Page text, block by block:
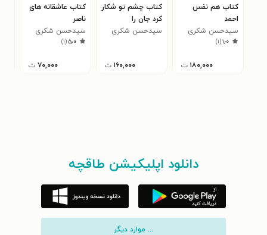
کتاب هم نفس
احمد
سیدحسن شکری
۱٫۰(۱)
۱۸۰,۰۰۰ ت
کتاب چشم تو شکار
کرد جان را
سیدحسن شکری
۱۶۰,۰۰۰ ت
کتاب عاشقانه های
ناصر
سیدحسن شکری
۵٫۰(۱)
۷۰,۰۰۰ ت
دانلود اپلیکیشن طاقچه
... موارد دیگر